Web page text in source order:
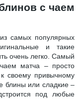
с чаем
самых популярных
и такие
очень легко. Самый
матча – просто
своему привычному
блины или сладкие –
под любые